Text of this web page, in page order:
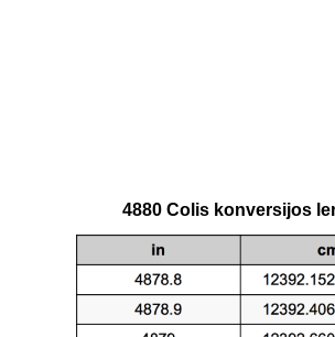
4880 Colis konversijos